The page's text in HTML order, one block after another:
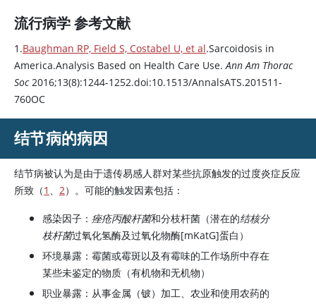
流行病学 参考文献
1.Baughman RP, Field S, Costabel U, et al.Sarcoidosis in
America.Analysis Based on Health Care Use.Ann Am Thorac
Soc2016;13(8):1244-1252.doi:10.1513/AnnalsATS.201511-
760OC
结节病的病因
结节病被认为是由于遗传易感人群对某些抗原触发的过度炎症反应
所致（1 、 2）。可能的触发因素包括：
感染因子： 痤疮丙酸杆菌和分枝杆菌（潜在的结核分
枝杆菌过氧化氢酶及过氧化物酶[mKatG]蛋白）
环境暴露：霉菌或霉斑以及有霉味的工作场所中存在
某些未鉴定的物质（有机物和无机物）
职业暴露：从事金属（铍）加工、农业和使用农药的